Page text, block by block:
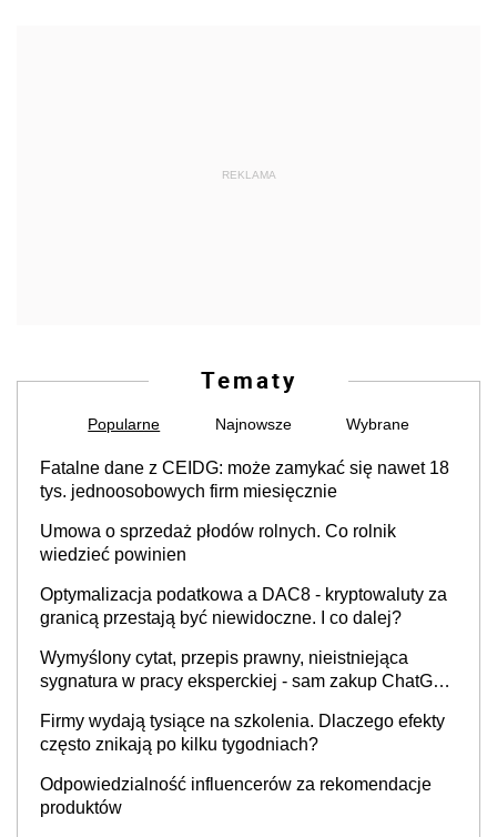
REKLAMA
Tematy
Popularne Najnowsze Wybrane
Fatalne dane z CEIDG: może zamykać się nawet 18
tys. jednoosobowych firm miesięcznie
Umowa o sprzedaż płodów rolnych. Co rolnik
wiedzieć powinien
Optymalizacja podatkowa a DAC8 - kryptowaluty za
granicą przestają być niewidoczne. I co dalej?
Wymyślony cytat, przepis prawny, nieistniejąca
sygnatura w pracy eksperckiej - sam zakup ChatGPT
Firmy wydają tysiące na szkolenia. Dlaczego efekty
często znikają po kilku tygodniach?
Odpowiedzialność influencerów za rekomendacje
produktów